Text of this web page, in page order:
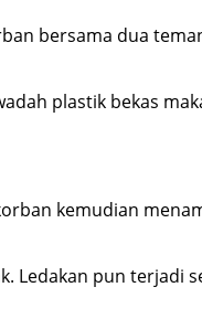
bersama dua
plastik bekas
kemudian
Ledakan pun terjadi